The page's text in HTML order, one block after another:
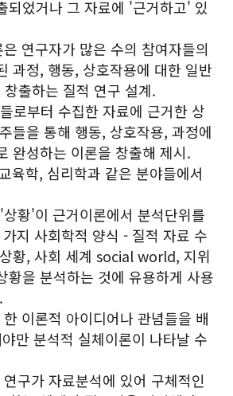
되었거나 그 자료에 '근거하고' 있
연구자가 많은 수의 참여자들의
과정, 행동, 상호작용에 대한 일반
출하는 질적 연구 설계.
로부터 수집한 자료에 근거한 상
들을 통해 행동, 상호작용, 과정에
완성하는 이론을 창출해 제시.
육학, 심리학과 같은 분야들에서
황'이 근거이론에서 분석단위를
지 사회학적 양식 - 질적 자료 수
황, 사회 세계 social world, 지위
황을 분석하는 것에 유용하게 사용
이론적 아이디어나 관념들을 배
만 분석적 실체이론이 나타날 수
구가 자료분석에 있어 구체적인